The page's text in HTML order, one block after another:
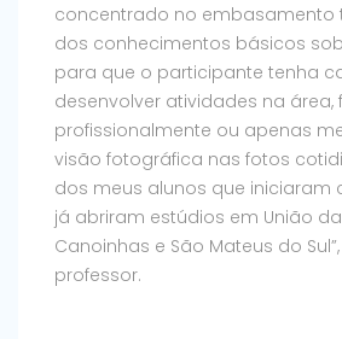
concentrado no embasamento
dos conhecimentos básicos
para que o participante tenha
desenvolver atividades na
profissionalmente ou apenas
visão fotográfica nas fotos
dos meus alunos que iniciaram
já abriram estúdios em União
Canoinhas e São Mateus do
professor.